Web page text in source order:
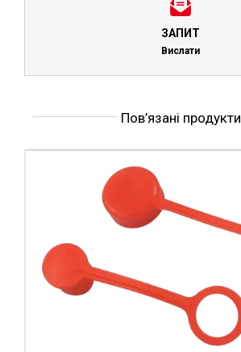
ЗАПИТ
Вислати
Пов’язані продукти